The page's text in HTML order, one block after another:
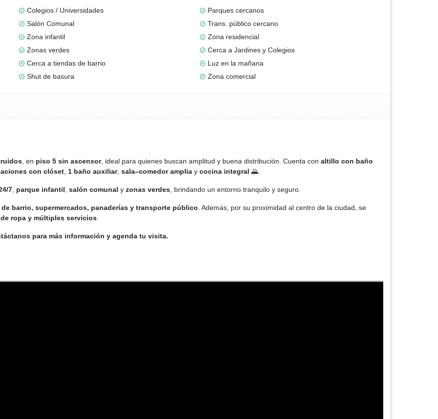
Colegios / Universidades
Parques cercanos
Salón Comunal
Trans. público cercano
Zona infantil
Zona residencial
Zonas verdes
Cerca a Jardines y Colegios
Cerca a tiendas de barrio
Luz en la mañana
Shut de basura
Zona comercial
, en piso 5 sin ascensor, ideal para quienes buscan amplitud y buena distribución. Cuenta con altillo con baño
con clóset 1 baño auxiliar, sala–comedor amplia y cocina integral 🌄.
7 parque infantil salón comunal y zonas verdes , brindando un entorno tranquilo y seguro.
barrio, supermercados, panaderías y transporte público . Además, por su proximidad al centro de la ciudad, se
ropa y múltiples servicios
para más información y agenda tu visita.